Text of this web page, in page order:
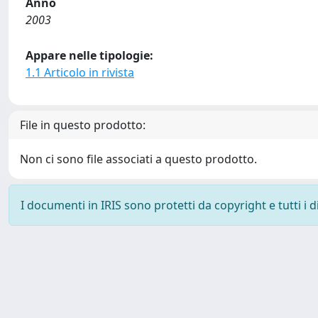
2003
Appare nelle tipologie:
1.1 Articolo in rivista
File in questo prodotto:
Non ci sono file associati a questo prodotto.
I documenti in IRIS sono protetti da copyright e tutti i